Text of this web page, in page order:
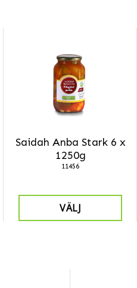
Saidah Anba Stark 6 x
1250g
11456
VÄLJ